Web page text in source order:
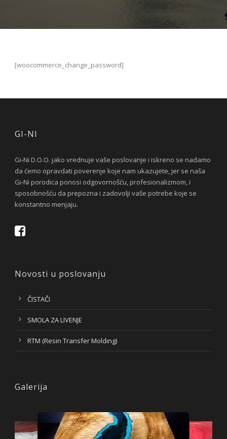
[woocommerce_change_password]
GI-NI
Gi-Ni D.O.O. jako vrednuje vaše poslovanje i iskreno se nadamo
da ćemo opravdati poverenje koje nam ukazujete, jer se naša
Gi-Ni porodica ponosi odgovornošću, profesionalizmom, i
sposobnošću da prepozna i zadovolji vaše potrebe koje se
konstantno menjaju.
Novosti u poslovanju
ČISTAČI
SMOLA ZA LIVENJE
RTM (Resin Transfer Molding)
Galerija